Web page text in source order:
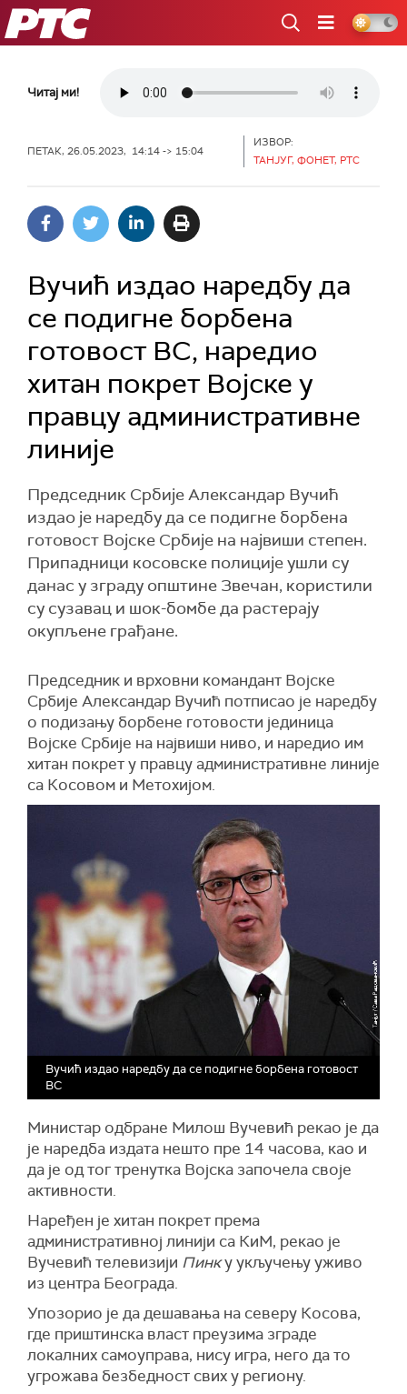
РТС
Читај ми!
ПЕТАК, 26.05.2023, 14:14 -> 15:04
ИЗВОР:
ТАНЈУГ, ФОНЕТ, РТС
Вучић издао наредбу да
се подигне борбена
готовост ВС, наредио
хитан покрет Војске у
правцу административне
линије
Председник Србије Александар Вучић
издао је наредбу да се подигне борбена
готовост Војске Србије на највиши степен.
Припадници косовске полиције ушли су
данас у зграду општине Звечан, користили
су сузавац и шок-бомбе да растерају
окупљене грађане.
Председник и врховни командант Војске
Србије Александар Вучић потписао је наредбу
о подизању борбене готовости јединица
Војске Србије на највиши ниво, и наредио им
хитан покрет у правцу административне линије
са Косовом и Метохијом.
Вучић издао наредбу да се подигне борбена готовост
ВС
Министар одбране Милош Вучевић рекао је да
је наредба издата нешто пре 14 часова, као и
да је од тог тренутка Војска започела своје
активности.
Наређен је хитан покрет према
административној линији са КиМ, рекао је
Вучевић телевизији Пинку укључењу уживо
из центра Београда.
Упозорио је да дешавања на северу Косова,
где приштинска власт преузима зграде
локалних самоуправа, нису игра, него да то
угрожава безбедност свих у региону.